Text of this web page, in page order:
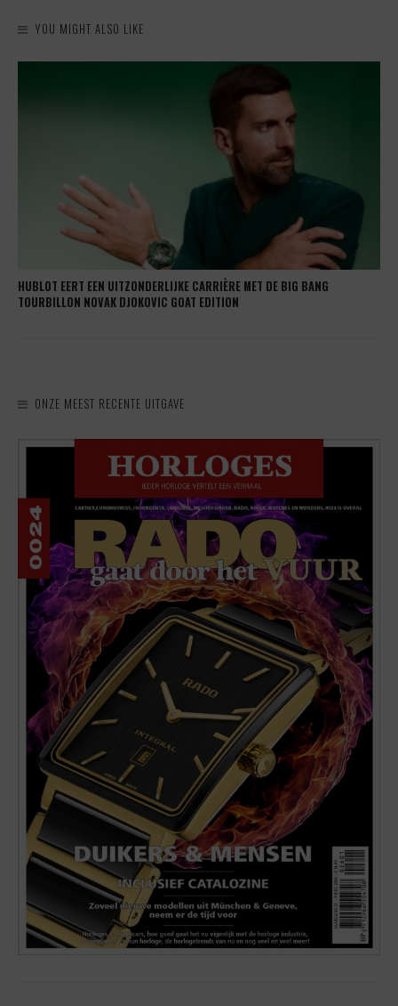
YOU MIGHT ALSO LIKE
HUBLOT EERT EEN UITZONDERLIJKE CARRIÈRE MET DE BIG BANG
TOURBILLON NOVAK DJOKOVIC GOAT EDITION
ONZE MEEST RECENTE UITGAVE